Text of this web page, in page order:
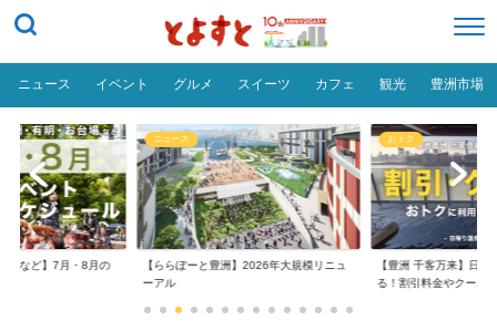
ニュース イベント グルメ スイーツ カフェ 観光 豊洲市場
場など】7月・8月の
ニュース
【ららぽーと豊洲】2026年大規模リニュ
ーアル
おトク
【豊洲 千客万来】日帰
る！割引料金やクーポ...